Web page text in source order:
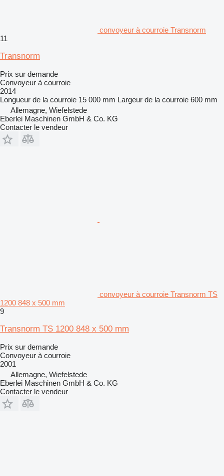
convoyeur à courroie Transnorm
11
Transnorm
Prix sur demande
Convoyeur à courroie
2014
Longueur de la courroie 15 000 mm Largeur de la courroie 600 mm
Allemagne, Wiefelstede
Eberlei Maschinen GmbH & Co. KG
Contacter le vendeur
convoyeur à courroie Transnorm TS
1200 848 x 500 mm
9
Transnorm TS 1200 848 x 500 mm
Prix sur demande
Convoyeur à courroie
2001
Allemagne, Wiefelstede
Eberlei Maschinen GmbH & Co. KG
Contacter le vendeur